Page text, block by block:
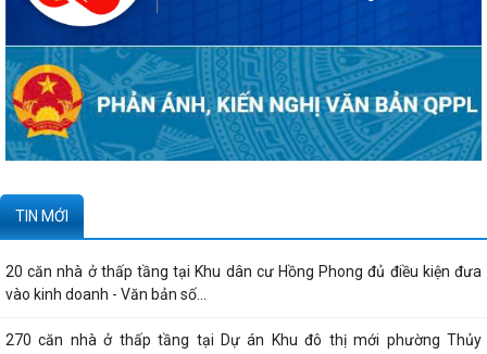
TIN MỚI
20 căn nhà ở thấp tầng tại Khu dân cư Hồng Phong đủ điều kiện đưa
vào kinh doanh - Văn bản số...
270 căn nhà ở thấp tầng tại Dự án Khu đô thị mới phường Thủy